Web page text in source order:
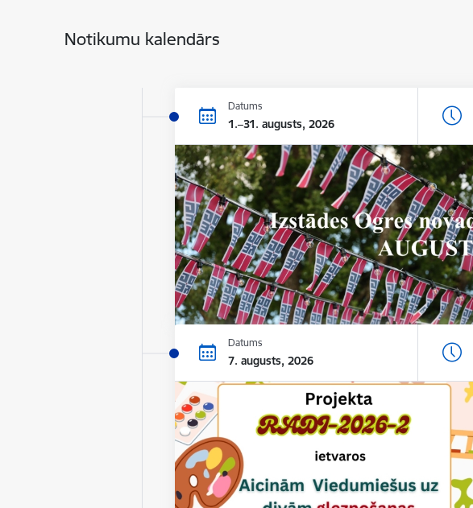
Notikumu kalendārs
Datums
1.–31. augusts, 2026
Datums
7. augusts, 2026